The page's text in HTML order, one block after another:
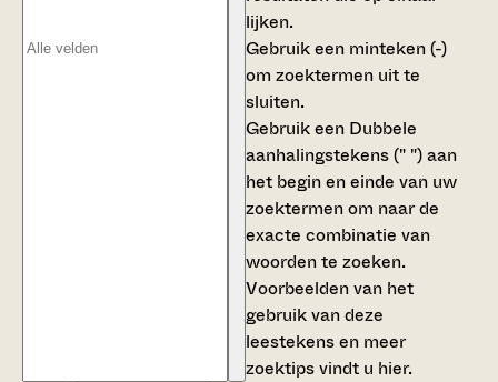
lijken.
Gebruik een minteken (-)
om zoektermen uit te
sluiten.
Gebruik een Dubbele
aanhalingstekens (" ")aan
het begin en einde van uw
zoektermen om naar de
exacte combinatie van
woorden te zoeken.
Voorbeelden van het
gebruik van deze
leestekens en meer
zoektips vindt u hier.